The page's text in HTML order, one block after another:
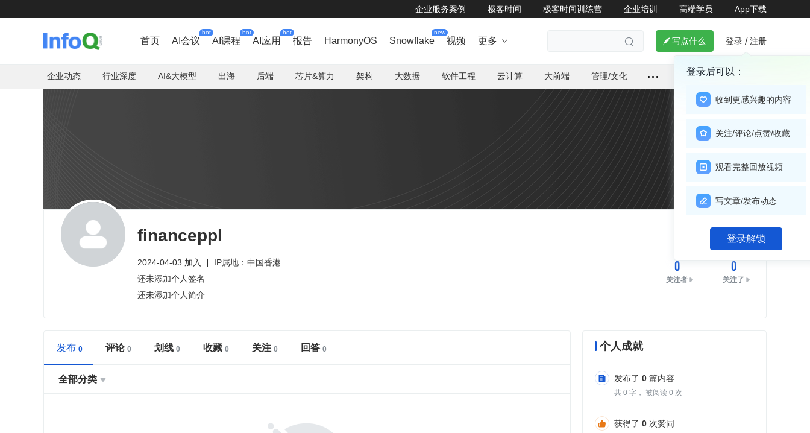
企业服务案例 极客时间 极客时间训练营 企业培训 高端学员 App下载
首页 AI会议
hot
AI课程
hot
AI应用
hot
报告 HarmonyOS Snowflake
new
视频 更多    写点什么 登录 / 注册
登录后可以：
收到更感兴趣的内容
关注/评论/点赞/收藏
观看完整回放视频
写文章/发布动态
登录解锁
企业动态 行业深度 AI&大模型 出海 后端 芯片&算力 架构 大数据 软件工程 云计算 大前端 管理/文化
financeppl
2024-04-03 加入
IP属地：中国香港
还未添加个人签名
还未添加个人简介
关注
0
关注者
0
关注了
发布 评论 划线 收藏 关注 回答
全部分类 
个人成就
发布了 0 篇内容
共 0 字， 被阅读 0 次
获得了 0 次赞同